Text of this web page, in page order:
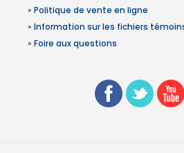
» Politique de vente en ligne
» Information sur les fichiers
» Foire aux questions